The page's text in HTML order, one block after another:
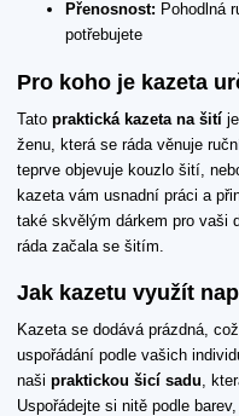
Přenosnost: Pohodlná
potřebujete
Pro koho je kazeta
Tato praktická kazeta na šití
ženu, která se ráda věnuje
teprve objevuje kouzlo šití,
kazeta vám usnadní práci a
také skvělým dárkem pro vaši
ráda začala se šitím.
Jak kazetu využít
Kazeta se dodává prázdná,
uspořádání podle vašich
naši praktickou šicí sadu ,
Uspořádejte si nitě podle